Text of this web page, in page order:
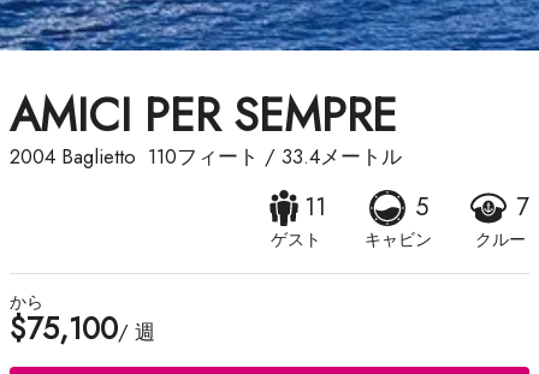
AMICI PER SEMPRE
2004 Baglietto 110フィート / 33.4メートル
11
ゲスト
5
キャビン
7
クルー
から
$75,100/ 週